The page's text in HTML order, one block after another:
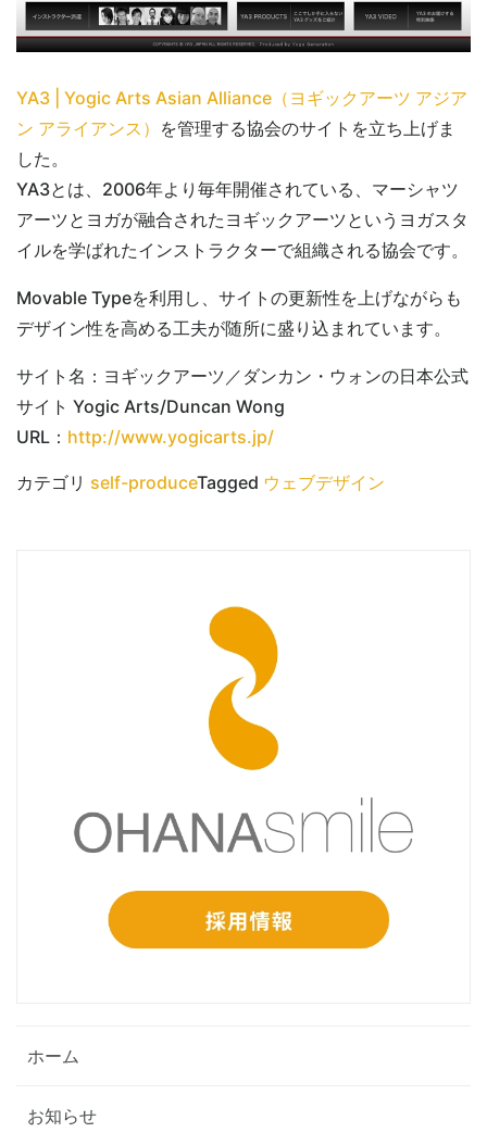
YA3 | Yogic Arts Asian Alliance（ヨギックアーツ アジア
ン アライアンス） を管理する協会のサイトを立ち上げま
した。
YA3とは、2006年より毎年開催されている、マーシャツ
アーツとヨガが融合されたヨギックアーツというヨガスタ
イルを学ばれたインストラクターで組織される協会です。
Movable Typeを利用し、サイトの更新性を上げながらも
デザイン性を高める工夫が随所に盛り込まれています。
サイト名：ヨギックアーツ／ダンカン・ウォンの日本公式
サイト Yogic Arts/Duncan Wong
URL： http://www.yogicarts.jp/
カテゴリ self-produceTagged ウェブデザイン
ホーム
お知らせ